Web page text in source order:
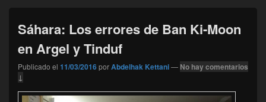
Sáhara: Los errores de Ban Ki-Moon
en Argel y Tinduf
Publicado el 11/03/2016porAbdelhak Kettani— No hay comentarios
↓